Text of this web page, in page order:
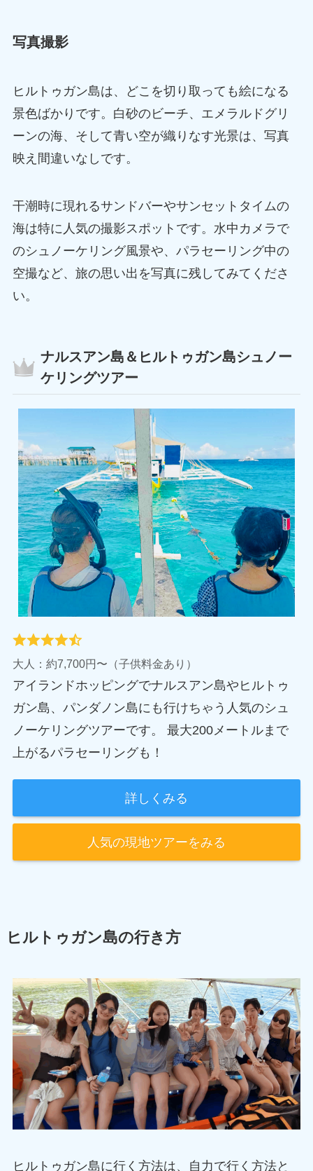
写真撮影
ヒルトゥガン島は、どこを切り取っても絵になる
景色ばかりです。白砂のビーチ、エメラルドグリ
ーンの海、そして青い空が織りなす光景は、写真
映え間違いなしです。
干潮時に現れるサンドバーやサンセットタイムの
海は特に人気の撮影スポットです。水中カメラで
のシュノーケリング風景や、パラセーリング中の
空撮など、旅の思い出を写真に残してみてくださ
い。
ナルスアン島＆ヒルトゥガン島シュノー
ケリングツアー
大人：約7,700円〜（子供料金あり）
アイランドホッピングでナルスアン島やヒルトゥ
ガン島、パンダノン島にも行けちゃう人気のシュ
ノーケリングツアーです。 最大200メートルまで
上がるパラセーリングも！
詳しくみる
人気の現地ツアーをみる
ヒルトゥガン島の行き方
ヒルトゥガン島に行く方法は、自力で行く方法と